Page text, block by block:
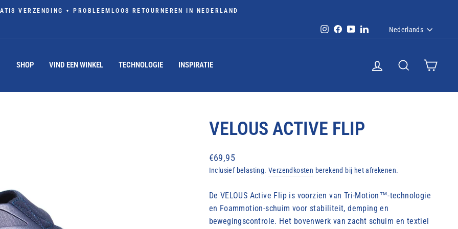
VERZENDING + PROBLEEMLOOS RETOURNEREN IN NEDERLAND
InstagramFacebook
YouTubeLinkedInTAAL
Nederlands
SHOP VIND EEN WINKEL TECHNOLOGIE INSPIRATIE INLOGGEN
VELOUS ACTIVE FLIP
Normale
prijs
€69,95
Inclusief belasting. Verzendkosten berekend bij het afrekenen.
De VELOUS Active Flip is voorzien van Tri-Motion™-technologie
en Foammotion-schuim voor stabiliteit, demping en
bewegingscontrole. Het bovenwerk van zacht schuim en textiel